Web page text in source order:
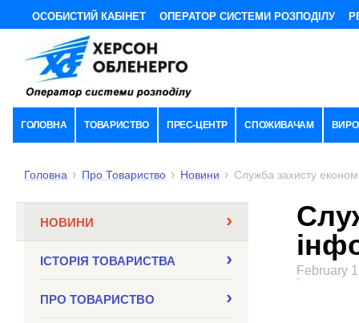
ОСОБИСТИЙ КАБІНЕТ ОПЕРАТОР СИСТЕМИ РОЗПОДІЛУ
ГОЛОВНА ТОВАРИСТВО ПРЕС-ЦЕНТР СПОЖИВАЧАМ
Головна Про Товариство Новини Служба захисту
НОВИНИ
ІСТОРІЯ ТОВАРИСТВА
ПРО ТОВАРИСТВО
February